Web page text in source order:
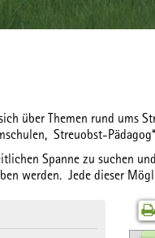
über Themen rund ums
Streuobst-
Spannezu suchen
werden. Jede dieser